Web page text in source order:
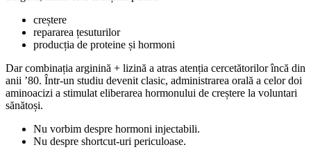
creștere
repararea țesuturilor
producția de proteine și hormoni
Dar combinația arginină + lizină a atras atenția cercetătorilor încă din
anii ’80. Într-un studiu devenit clasic, administrarea orală a celor doi
aminoacizi a stimulat eliberarea hormonului de creștere la voluntari
sănătoși.
Nu vorbim despre hormoni injectabili.
Nu despre shortcut-uri periculoase.